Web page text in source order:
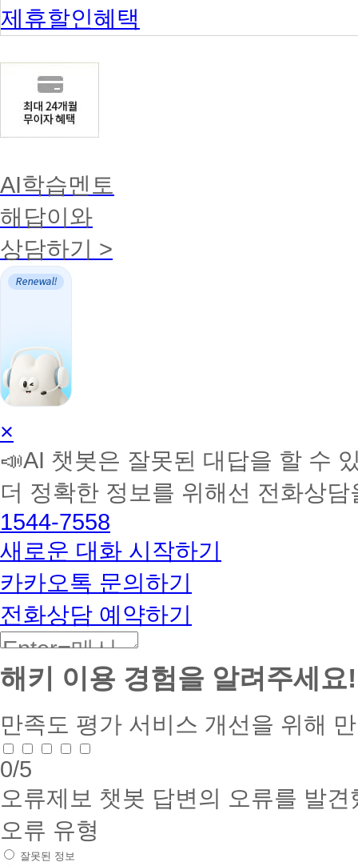
제휴할인혜택
AI학습멘토
해답이와
상담하기 >
AI
학
습
토
커
BETA
×
📣AI 챗봇은 잘못된 대답을 할 수
더 정확한 정보를 위해선 전화상
1544-7558
새로운 대화 시작하기
카카오톡 문의하기
전화상담 예약하기
해키 이용 경험을 알려주세요!
만족도 평가 서비스 개선을 위해
0/5
오류제보 챗봇 답변의 오류를 발
오류 유형
잘못된 정보